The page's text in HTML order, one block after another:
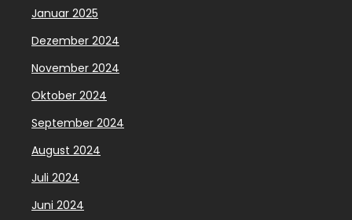
Januar 2025
Dezember 2024
November 2024
Oktober 2024
September 2024
August 2024
Juli 2024
Juni 2024